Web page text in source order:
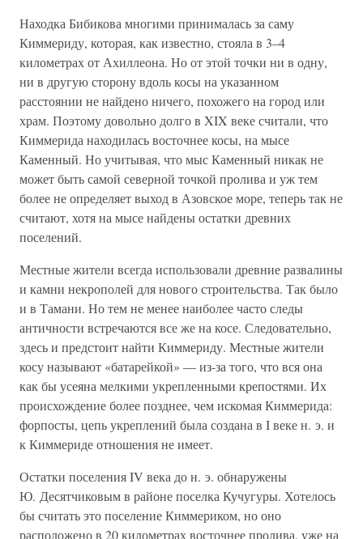
Находка Бибикова многими принималась за саму
Киммериду, которая, как известно, стояла в 3–4
километрах от Ахиллеона. Но от этой точки ни в одну,
ни в другую сторону вдоль косы на указанном
расстоянии не найдено ничего, похожего на город или
храм. Поэтому довольно долго в XIX веке считали, что
Киммерида находилась восточнее косы, на мысе
Каменный. Но учитывая, что мыс Каменный никак не
может быть самой северной точкой пролива и уж тем
более не определяет выход в Азовское море, теперь так не
считают, хотя на мысе найдены остатки древних
поселений.
Местные жители всегда использовали древние развалины
и камни некрополей для нового строительства. Так было
и в Тамани. Но тем не менее наиболее часто следы
античности встречаются все же на косе. Следовательно,
здесь и предстоит найти Киммериду. Местные жители
косу называют «батарейкой» — из-за того, что вся она
как бы усеяна мелкими укрепленными крепостями. Их
происхождение более позднее, чем искомая Киммерида:
форпосты, цепь укреплений была создана в I веке н. э. и
к Киммериде отношения не имеет.
Остатки поселения IV века до н. э. обнаружены
Ю. Десятчиковым в районе поселка Кучугуры. Хотелось
бы считать это поселение Киммериком, но оно
расположено в 20 километрах восточнее пролива, уже на